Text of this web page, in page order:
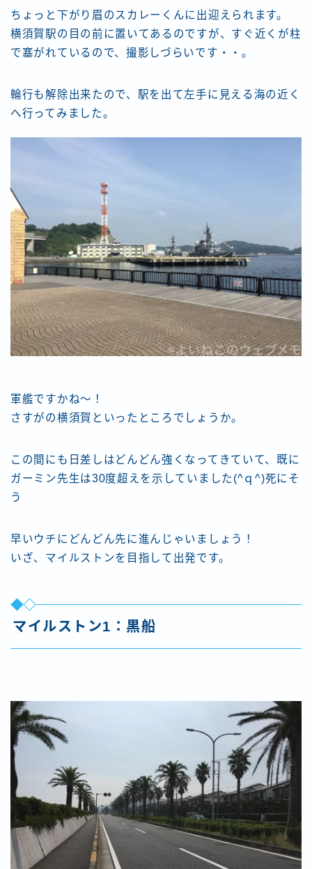
ちょっと下がり眉のスカレーくんに出迎えられます。
横須賀駅の目の前に置いてあるのですが、すぐ近くが柱
で塞がれているので、撮影しづらいです・・。
輪行も解除出来たので、駅を出て左手に見える海の近く
へ行ってみました。
軍艦ですかね〜！
さすがの横須賀といったところでしょうか。
この間にも日差しはどんどん強くなってきていて、既に
ガーミン先生は30度超えを示していました(^ｑ^)死にそ
う
早いウチにどんどん先に進んじゃいましょう！
いざ、マイルストンを目指して出発です。
マイルストン1：黒船